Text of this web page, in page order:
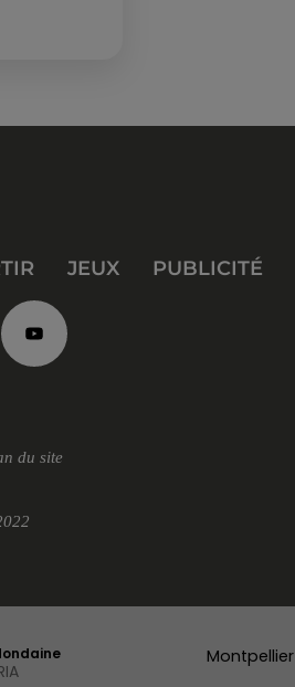
JEUX PUBLICITÉ
Montpellier
du site